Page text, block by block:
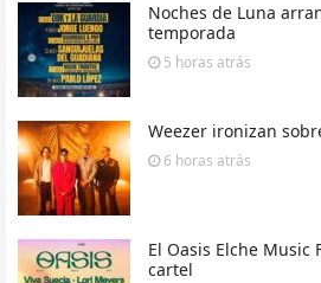
Noches de Luna
temporada
5 horas atrás
Weezer ironizan
6 horas atrás
El Oasis Elche Music
cartel